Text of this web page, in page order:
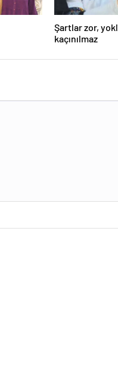
Şartlar zor,
kaçınılmaz